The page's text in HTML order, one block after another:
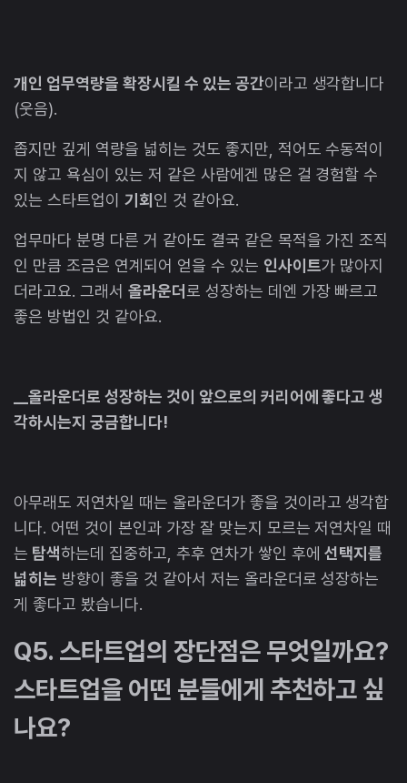
개인 업무역량을 확장시킬 수 있는 공간이라고 생각합니다
(웃음).
좁지만 깊게 역량을 넓히는 것도 좋지만, 적어도 수동적이
지 않고 욕심이 있는 저 같은 사람에겐 많은 걸 경험할 수
있는 스타트업이 기회 인 것 같아요.
업무마다 분명 다른 거 같아도 결국 같은 목적을 가진 조직
인 만큼 조금은 연계되어 얻을 수 있는 인사이트가 많아지
더라고요. 그래서 올라운더로 성장하는 데엔 가장 빠르고
좋은 방법인 것 같아요.
__올라운더로 성장하는 것이 앞으로의 커리어에 좋다고 생
각하시는지 궁금합니다!
아무래도 저연차일 때는 올라운더가 좋을 것이라고 생각합
니다. 어떤 것이 본인과 가장 잘 맞는지 모르는 저연차일 때
는 탐색하는데 집중하고, 추후 연차가 쌓인 후에선택지를
넓히는 방향이 좋을 것 같아서 저는 올라운더로 성장하는
게 좋다고 봤습니다.
Q5. 스타트업의 장단점은 무엇일까요?
스타트업을 어떤 분들에게 추천하고 싶
나요?